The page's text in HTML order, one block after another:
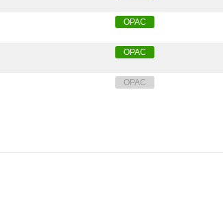
OPAC
OPAC
OPAC